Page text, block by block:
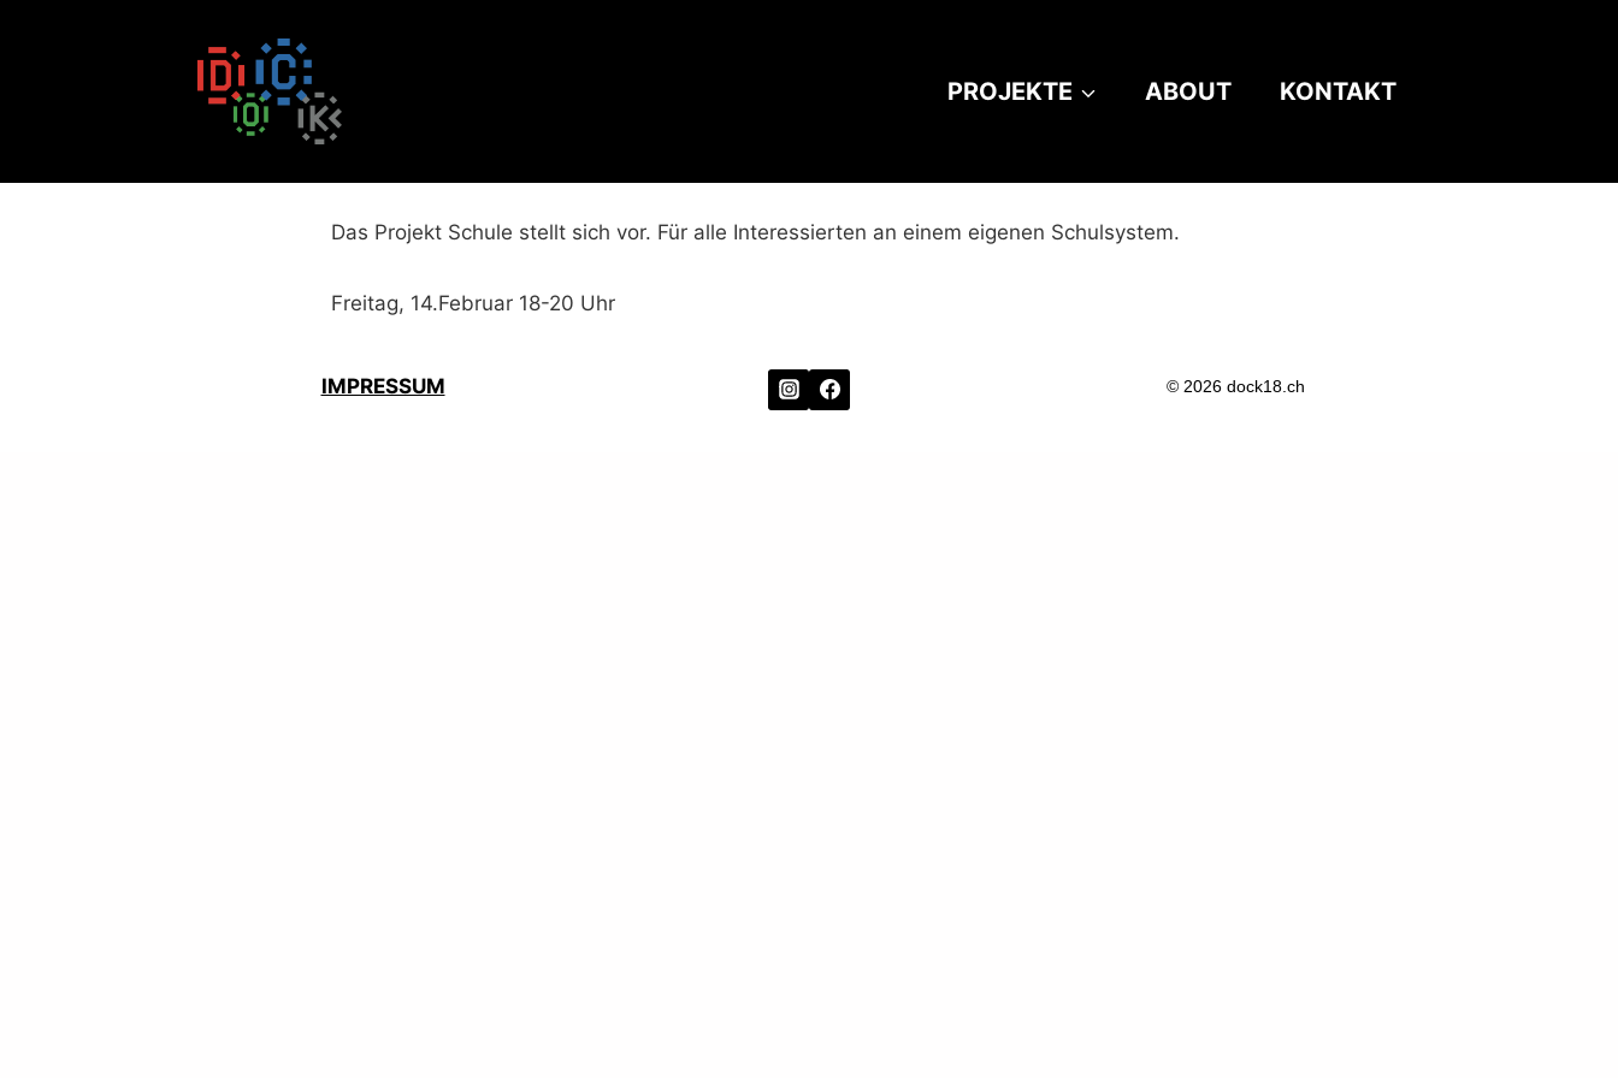
PROJEKTE ABOUT KONTAKT
Das Projekt Schule stellt sich vor. Für alle Interessierten an einem eigenen Schulsystem.
Freitag, 14.Februar 18-20 Uhr
IMPRESSUM © 2026 dock18.ch